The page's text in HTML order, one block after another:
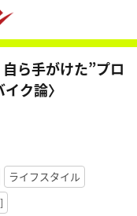
ら手がけた”プロ
ク論〉
ライフスタイル